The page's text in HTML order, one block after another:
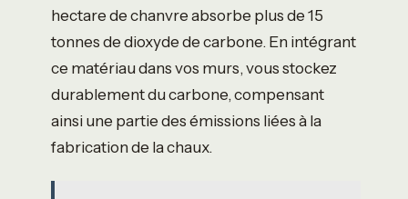
hectare de chanvre absorbe plus de 15
tonnes de dioxyde de carbone. En intégrant
ce matériau dans vos murs, vous stockez
durablement du carbone, compensant
ainsi une partie des émissions liées à la
fabrication de la chaux.